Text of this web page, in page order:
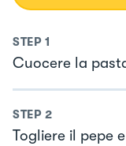
STEP 1
Cuocere la
STEP 2
Togliere il pepe